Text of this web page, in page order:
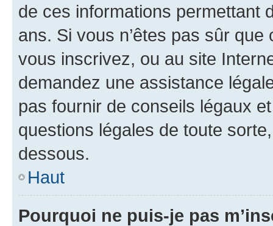
de ces informations permettant
ans. Si vous n’êtes pas sûr
vous inscrivez, ou au site
demandez une assistance
pas fournir de conseils légaux
questions légales de toute
dessous.
Haut
Pourquoi ne puis-je pas